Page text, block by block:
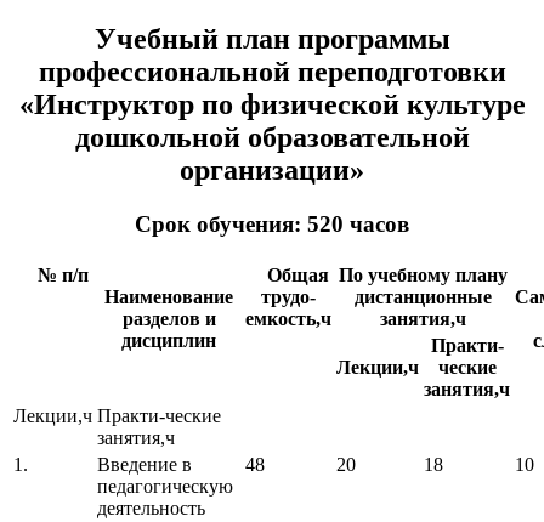
Учебный план программы
профессиональной переподготовки
«Инструктор по физической культуре
дошкольной образовательной
организации»
Срок обучения: 520 часов
№ п/п
Наименование
разделов и
дисциплин
Общая
трудо-
емкость,ч
По учебному плану
дистанционные
занятия,ч
Лекции,ч
Практи-
ческие
занятия,ч
Лекции,ч Практи-ческие
занятия,ч
1.
Введение в
педагогическую
деятельность
48 20 18 10